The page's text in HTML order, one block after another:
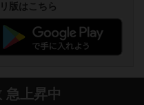
版はこちら
急上昇中